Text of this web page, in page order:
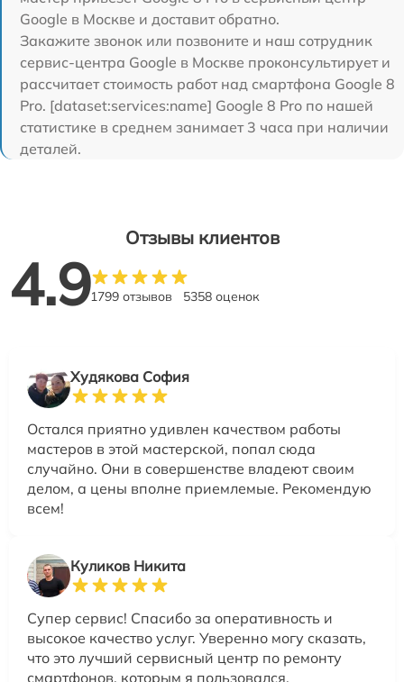
Google в Москве и доставит обратно.
Закажите звонок или позвоните и наш сотрудник
сервис-центра Google в Москве проконсультирует и
рассчитает стоимость работ над смартфона Google 8
Pro. [dataset:services:name] Google 8 Pro по нашей
статистике в среднем занимает 3 часа при наличии
деталей.
Отзывы клиентов
4.91799 отзывов 5358 оценок
Худякова София
Остался приятно удивлен качеством работы
мастеров в этой мастерской, попал сюда
случайно. Они в совершенстве владеют своим
делом, а цены вполне приемлемые. Рекомендую
всем!
Куликов Никита
Супер сервис! Спасибо за оперативность и
высокое качество услуг. Уверенно могу сказать,
что это лучший сервисный центр по ремонту
смартфонов, которым я пользовался.